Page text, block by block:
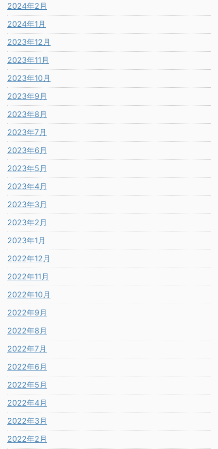
2024年2月
2024年1月
2023年12月
2023年11月
2023年10月
2023年9月
2023年8月
2023年7月
2023年6月
2023年5月
2023年4月
2023年3月
2023年2月
2023年1月
2022年12月
2022年11月
2022年10月
2022年9月
2022年8月
2022年7月
2022年6月
2022年5月
2022年4月
2022年3月
2022年2月